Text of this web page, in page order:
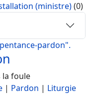
(ministre)(0)
pardon".
la foule
| Pardon | Liturgie